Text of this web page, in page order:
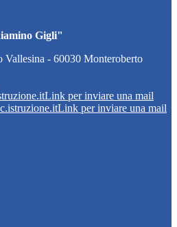
Gigli"
Vallesina - 60030 Monteroberto
Link per inviare una mail
Link per inviare una mail